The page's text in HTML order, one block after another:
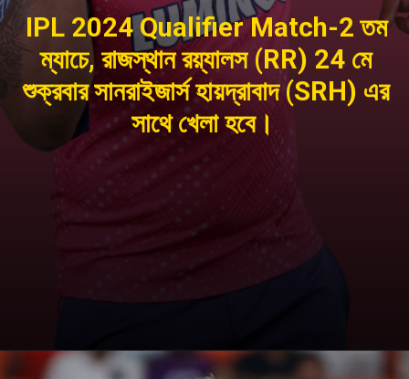
IPL 2024 Qualifier Match-2 তম
ম্যাচে, রাজস্থান রয়্যালস (RR) 24 মে
শুক্রবার সানরাইজার্স হায়দ্রাবাদ (SRH) এর
সাথে খেলা হবে।